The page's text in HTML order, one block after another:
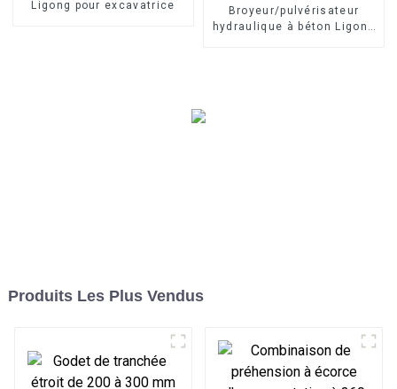
Ligong pour excavatrice
Broyeur/pulvérisateur
hydraulique à béton Ligong
Produits Les Plus Vendus